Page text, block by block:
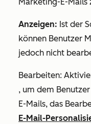
Marketing-E-Mails
Anzeigen: Ist der
können Benutzer
jedoch nicht
Bearbeiten:
, um dem
E-Mails, das
E-Mail-